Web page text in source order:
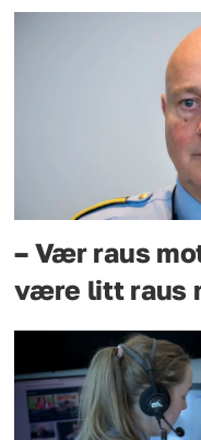
– Vær raus
være litt raus